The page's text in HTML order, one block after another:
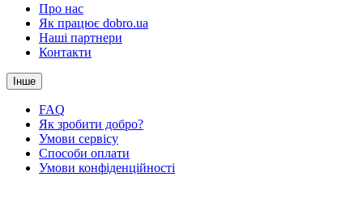
Про нас
Як працює dobro.ua
Наші партнери
Контакти
Інше
FAQ
Як зробити добро?
Умови сервісу
Способи оплати
Умови конфіденційності